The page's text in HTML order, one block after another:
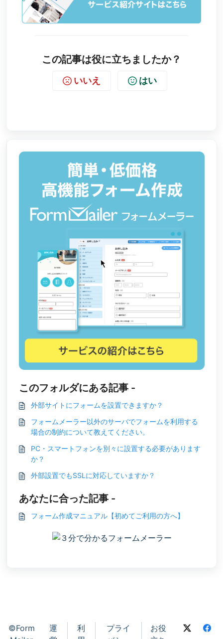
この記事は役に立ちましたか？
いいえ はい
このフォルダにある記事 -
外部サイトにフォームを設置できますか？
フォームメーラー以外のサーバでフォームを利用する
場合の制約について教えてください。
PC・スマートフォンを別々に設置する必要があります
か？
外部設置でもSSLに対応していますか？
あなたに合った記事 -
フォーム作成マニュアル【初めてご利用の方へ】
©Form
運
利
プライ
お役